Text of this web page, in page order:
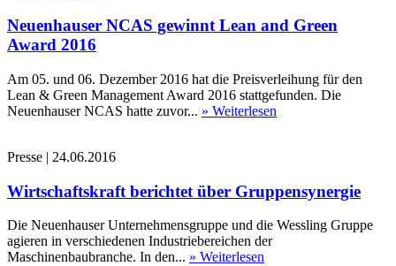
Neuenhauser NCAS gewinnt Lean and Green
Award 2016
Am 05. und 06. Dezember 2016 hat die Preisverleihung für den
Lean & Green Management Award 2016 stattgefunden. Die
Neuenhauser NCAS hatte zuvor... » Weiterlesen
Presse | 24.06.2016
Wirtschaftskraft berichtet über Gruppensynergie
Die Neuenhauser Unternehmensgruppe und die Wessling Gruppe
agieren in verschiedenen Industriebereichen der
Maschinenbaubranche. In den... » Weiterlesen